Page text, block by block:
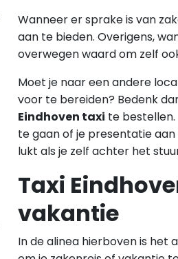
Wanneer er sprake is van
aan te bieden. Overigens,
overwegen waard om zelf
Moet je naar een andere
voor te bereiden? Bedenk
Eindhoven taxi te
te gaan of je presentatie
lukt als je zelf achter het
Taxi
vakantie
In de alinea hierboven is het